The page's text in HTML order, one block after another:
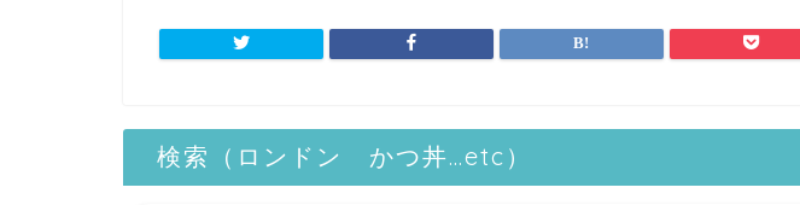
検索（ロンドン かつ丼…etc）